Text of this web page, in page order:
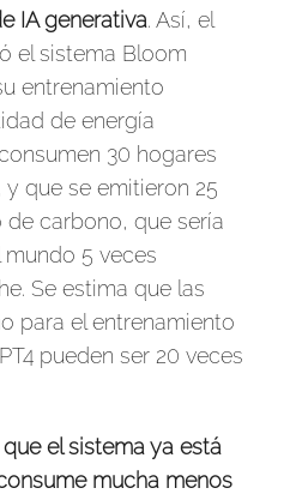
IA generativa. Así, el
el sistema Bloom
entrenamiento
de energía
30 hogares
que se emitieron 25
carbono, que sería
5 veces
Se estima que las
para el entrenamiento
pueden ser 20 veces
el sistema ya está
mucha menos